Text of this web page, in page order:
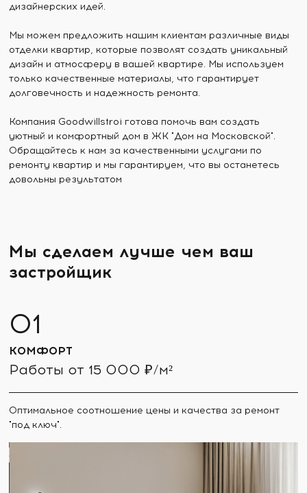
дизайнерских идей.
Мы можем предложить нашим клиентам различные виды
отделки квартир, которые позволят создать уникальный
дизайн и атмосферу в вашей квартире. Мы используем
только качественные материалы, что гарантирует
долговечность и надежность ремонта.
Компания Goodwillstroi готова помочь вам создать
уютный и комфортный дом в ЖК "Дом на Московской".
Обращайтесь к нам за качественными услугами по
ремонту квартир и мы гарантируем, что вы останетесь
довольны результатом
Мы сделаем лучше чем ваш
застройщик
КОМФОРТ
Работы от 15 000 ₽/м²
Оптимальное соотношение цены и качества за ремонт
"под ключ".